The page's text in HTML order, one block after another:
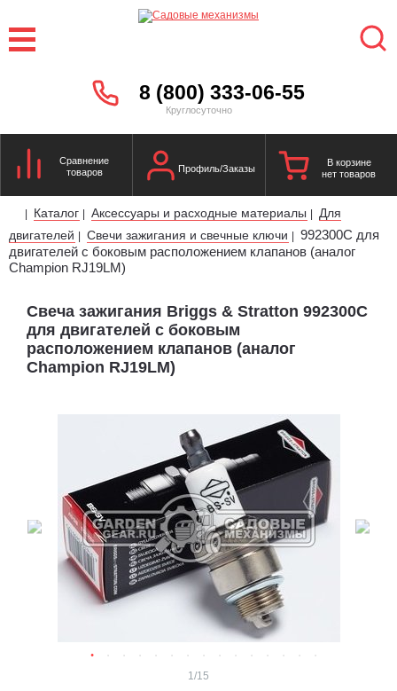
8 (800) 333-06-55
Круглосуточно
Сравнение
товаров
Профиль/Заказы
В корзине
нет товаров
| Каталог | Аксессуары и расходные материалы |
Для
двигателей | Свечи зажигания и свечные ключи | 992300C для
двигателей с боковым расположением клапанов (аналог
Champion RJ19LM)
Свеча зажигания Briggs & Stratton 992300C
для двигателей с боковым
расположением клапанов (аналог
Champion RJ19LM)
1 /15